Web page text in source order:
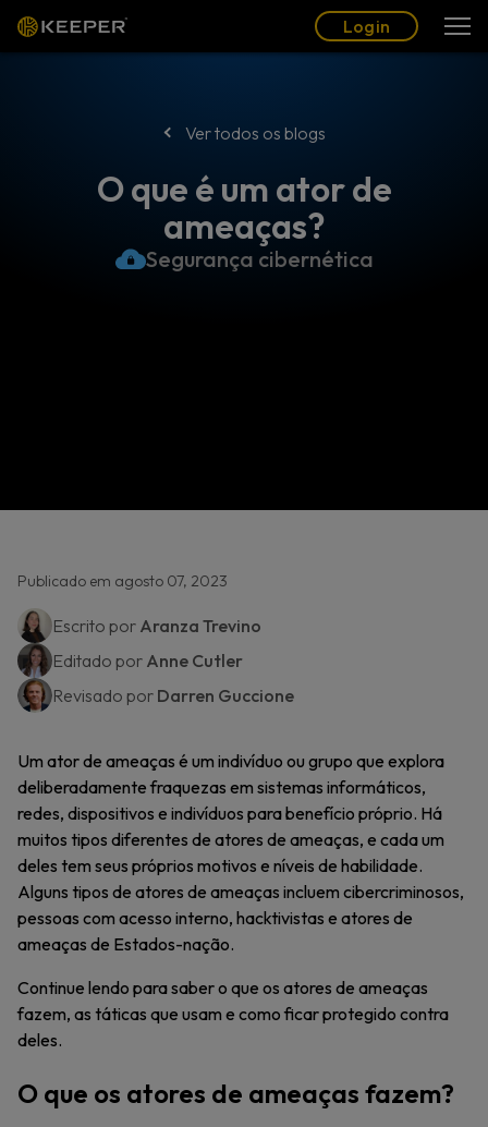
Login
Ver todos os blogs
O que é um ator de
ameaças?
Segurança cibernética
Publicado em agosto 07, 2023
Escrito por Aranza Trevino
Editado por Anne Cutler
Revisado por Darren Guccione
Um ator de ameaças é um indivíduo ou grupo que explora
deliberadamente fraquezas em sistemas informáticos,
redes, dispositivos e indivíduos para benefício próprio. Há
muitos tipos diferentes de atores de ameaças, e cada um
deles tem seus próprios motivos e níveis de habilidade.
Alguns tipos de atores de ameaças incluem cibercriminosos,
pessoas com acesso interno, hacktivistas e atores de
ameaças de Estados-nação.
Continue lendo para saber o que os atores de ameaças
fazem, as táticas que usam e como ficar protegido contra
deles.
O que os atores de ameaças fazem?